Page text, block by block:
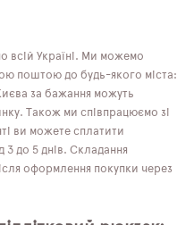
всій Україні. Ми можемо
поштою до будь-якого міста:
за бажання можуть
Також ми співпрацюємо зі
ви можете сплатити
3 до 5 днів. Складання
оформлення покупки через